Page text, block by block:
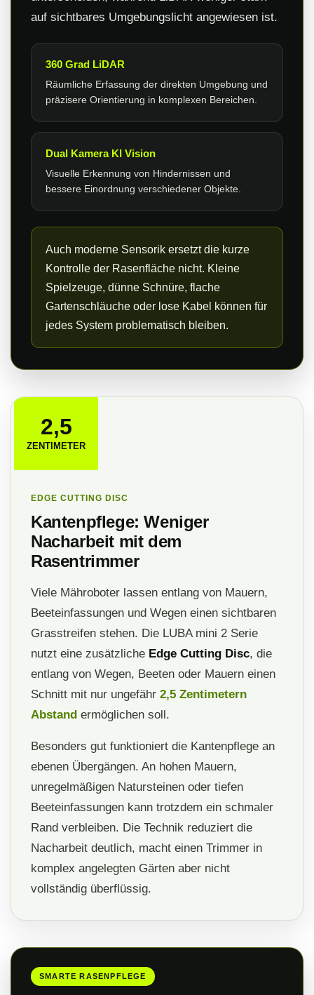
auf sichtbares Umgebungslicht angewiesen ist.
360 Grad LiDAR
Räumliche Erfassung der direkten Umgebung und
präzisere Orientierung in komplexen Bereichen.
Dual Kamera KI Vision
Visuelle Erkennung von Hindernissen und
bessere Einordnung verschiedener Objekte.
Auch moderne Sensorik ersetzt die kurze
Kontrolle der Rasenfläche nicht. Kleine
Spielzeuge, dünne Schnüre, flache
Gartenschläuche oder lose Kabel können für
jedes System problematisch bleiben.
2,5
ZENTIMETER
EDGE CUTTING DISC
Kantenpflege: Weniger
Nacharbeit mit dem
Rasentrimmer
Viele Mähroboter lassen entlang von Mauern,
Beeteinfassungen und Wegen einen sichtbaren
Grasstreifen stehen. Die LUBA mini 2 Serie
nutzt eine zusätzliche Edge Cutting Disc, die
entlang von Wegen, Beeten oder Mauern einen
Schnitt mit nur ungefähr 2,5 Zentimetern
Abstand ermöglichen soll.
Besonders gut funktioniert die Kantenpflege an
ebenen Übergängen. An hohen Mauern,
unregelmäßigen Natursteinen oder tiefen
Beeteinfassungen kann trotzdem ein schmaler
Rand verbleiben. Die Technik reduziert die
Nacharbeit deutlich, macht einen Trimmer in
komplex angelegten Gärten aber nicht
vollständig überflüssig.
SMARTE RASENPFLEGE